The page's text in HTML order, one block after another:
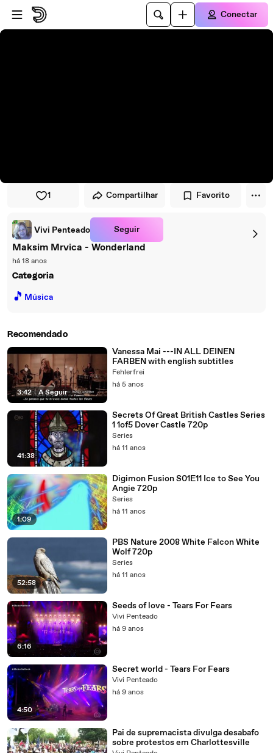
Pular para o player
Ir para o conteúdo principal
Conectar
1 Compartilhar Favorito
Vivi Penteado Seguir
Maksim Mrvica - Wonderland
há 18 anos
Categoria
🎵 Música
Recomendado
3:42 | A Seguir
Vanessa Mai ---IN ALL DEINEN
FARBEN with english subtitles
Fehlerfrei
há 5 anos
41:38
Secrets Of Great British Castles Series
1 1of5 Dover Castle 720p
Series
há 11 anos
1:09
Digimon Fusion S01E11 Ice to See You
Angie 720p
Series
há 11 anos
52:58
PBS Nature 2008 White Falcon White
Wolf 720p
Series
há 11 anos
6:16
Seeds of love - Tears For Fears
Vivi Penteado
há 9 anos
4:50
Secret world - Tears For Fears
Vivi Penteado
há 9 anos
Pai de supremacista divulga desabafo
sobre protestos em Charlottesville